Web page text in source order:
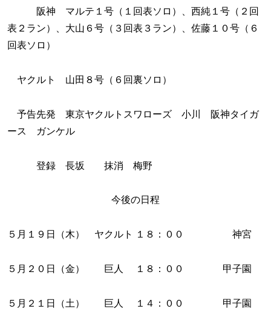
阪神 マルテ１号（１回表ソロ）、西純１号（２回
表２ラン）、大山６号（３回表３ラン）、佐藤１０号（６
回表ソロ）
ヤクルト 山田８号（６回裏ソロ）
予告先発 東京ヤクルトスワローズ 小川 阪神タイガ
ース ガンケル
登録 長坂 抹消 梅野
今後の日程
５月１９日（木） ヤクルト １８：００ 神宮
５月２０日（金） 巨人 １８：００ 甲子園
５月２１日（土） 巨人 １４：００ 甲子園